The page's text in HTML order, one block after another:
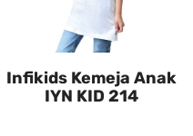
Infikids Kemeja Anak
IYN KID 214